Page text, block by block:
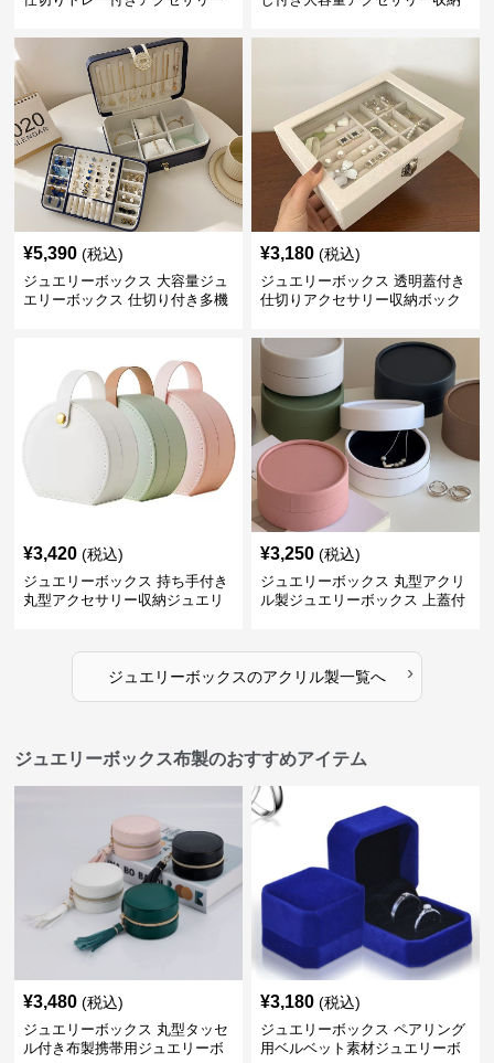
¥5,390 (税込)
ジュエリーボックス 大容量ジュ
エリーボックス 仕切り付き多機
¥3,180 (税込)
ジュエリーボックス 透明蓋付き
仕切りアクセサリー収納ボック
¥3,420 (税込)
ジュエリーボックス 持ち手付き
丸型アクセサリー収納ジュエリ
¥3,250 (税込)
ジュエリーボックス 丸型アクリ
ル製ジュエリーボックス 上蓋付
ジュエリーボックスのアクリル製一覧へ ›
ジュエリーボックス布製のおすすめアイテム
¥3,480 (税込)
ジュエリーボックス 丸型タッセ
ル付き布製携帯用ジュエリーボ
¥3,180 (税込)
ジュエリーボックス ペアリング
用ベルベット素材ジュエリーボ